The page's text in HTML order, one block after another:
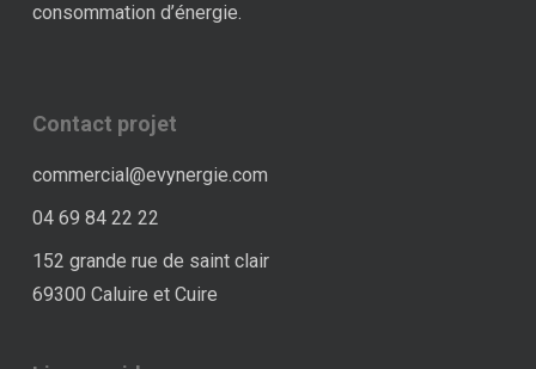
consommation d’énergie.
Contact projet
commercial@evynergie.com
04 69 84 22 22
152 grande rue de saint clair
69300 Caluire et Cuire